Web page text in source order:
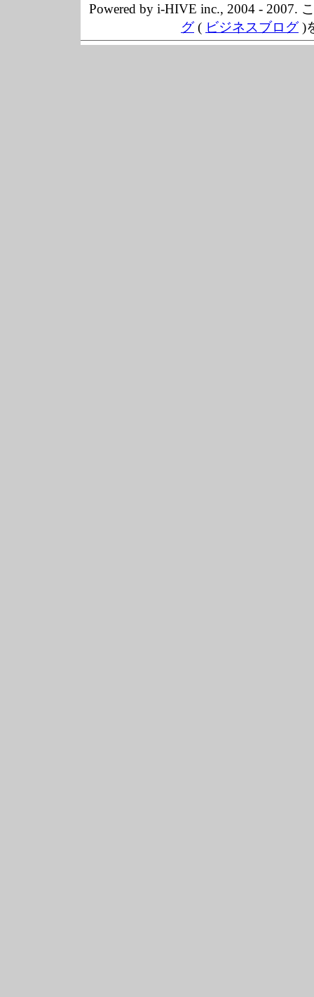
Powered by i-HIVE inc., 2004 - 2007.
グ( ビジネスブログ)